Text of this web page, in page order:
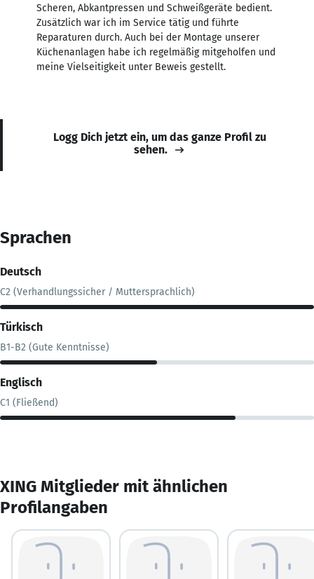
Scheren, Abkantpressen und Schweißgeräte bedient.
Zusätzlich war ich im Service tätig und führte
Reparaturen durch. Auch bei der Montage unserer
Küchenanlagen habe ich regelmäßig mitgeholfen und
meine Vielseitigkeit unter Beweis gestellt.
Logg Dich jetzt ein, um das ganze Profil zu
sehen.
Sprachen
Deutsch
C2 (Verhandlungssicher / Muttersprachlich)
Türkisch
B1-B2 (Gute Kenntnisse)
Englisch
C1 (Fließend)
XING Mitglieder mit ähnlichen
Profilangaben